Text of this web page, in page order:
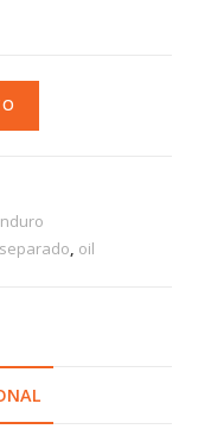
, oil